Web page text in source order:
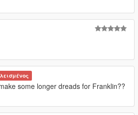
some longer dreads for Franklin??